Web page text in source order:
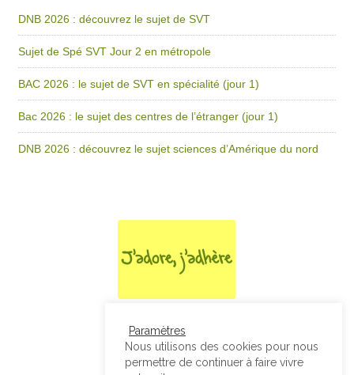
DNB 2026 : découvrez le sujet de SVT
Sujet de Spé SVT Jour 2 en métropole
BAC 2026 : le sujet de SVT en spécialité (jour 1)
Bac 2026 : le sujet des centres de l’étranger (jour 1)
DNB 2026 : découvrez le sujet sciences d’Amérique du nord
Paramètres
Nous utilisons des cookies pour nous
permettre de continuer à faire vivre